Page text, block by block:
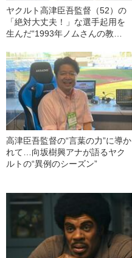
ヤクルト高津臣吾監督（52）の
「絶対大丈夫！」な選手起用を
生んだ“1993年ノムさんの教
津の野球を変えた」
高津臣吾監督の“言葉の力”に導か
れて…向坂樹興アナが語るヤク
ルトの“異例のシーズン”